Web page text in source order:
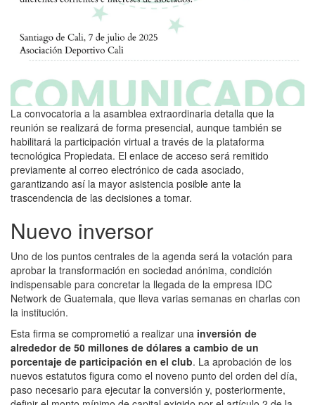
La convocatoria a la asamblea extraordinaria detalla que la
reunión se realizará de forma presencial, aunque también se
habilitará la participación virtual a través de la plataforma
tecnológica Propiedata. El enlace de acceso será remitido
previamente al correo electrónico de cada asociado,
garantizando así la mayor asistencia posible ante la
trascendencia de las decisiones a tomar.
Nuevo inversor
Uno de los puntos centrales de la agenda será la votación para
aprobar la transformación en sociedad anónima, condición
indispensable para concretar la llegada de la empresa IDC
Network de Guatemala, que lleva varias semanas en charlas con
la institución.
Esta firma se comprometió a realizar una inversión de
alrededor de 50 millones de dólares a cambio de un
porcentaje de participación en el club. La aprobación de los
nuevos estatutos figura como el noveno punto del orden del día,
paso necesario para ejecutar la conversión y, posteriormente,